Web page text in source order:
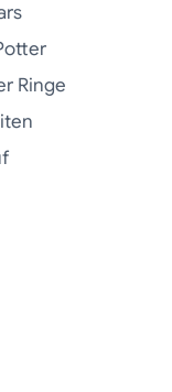
Ringe